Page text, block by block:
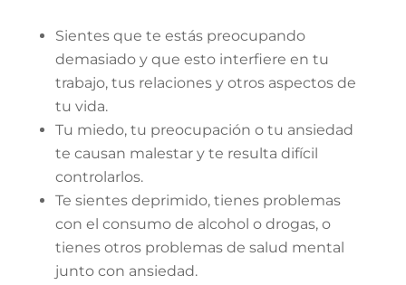
Sientes que te estás preocupando
demasiado y que esto interfiere en tu
trabajo, tus relaciones y otros aspectos de
tu vida.
Tu miedo, tu preocupación o tu ansiedad
te causan malestar y te resulta difícil
controlarlos.
Te sientes deprimido, tienes problemas
con el consumo de alcohol o drogas, o
tienes otros problemas de salud mental
junto con ansiedad.